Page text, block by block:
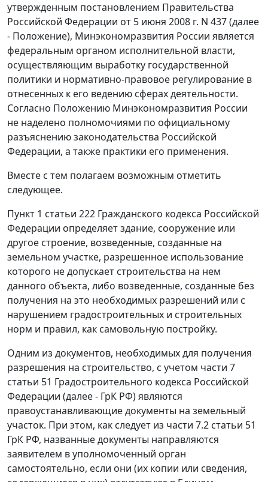
утвержденным постановлением Правительства
Российской Федерации от 5 июня 2008 г. N 437 (далее
- Положение), Минэкономразвития России является
федеральным органом исполнительной власти,
осуществляющим выработку государственной
политики и нормативно-правовое регулирование в
отнесенных к его ведению сферах деятельности.
Согласно Положению Минэкономразвития России
не наделено полномочиями по официальному
разъяснению законодательства Российской
Федерации, а также практики его применения.
Вместе с тем полагаем возможным отметить
следующее.
Пункт 1 статьи 222 Гражданского кодекса Российской
Федерации определяет здание, сооружение или
другое строение, возведенные, созданные на
земельном участке, разрешенное использование
которого не допускает строительства на нем
данного объекта, либо возведенные, созданные без
получения на это необходимых разрешений или с
нарушением градостроительных и строительных
норм и правил, как самовольную постройку.
Одним из документов, необходимых для получения
разрешения на строительство, с учетом части 7
статьи 51 Градостроительного кодекса Российской
Федерации (далее - ГрК РФ) являются
правоустанавливающие документы на земельный
участок. При этом, как следует из части 7.2 статьи 51
ГрК РФ, названные документы направляются
заявителем в уполномоченный орган
самостоятельно, если они (их копии или сведения,